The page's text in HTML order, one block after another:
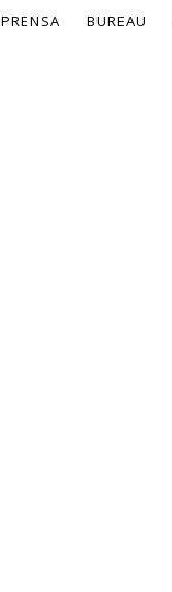
PRENSA BUREAU